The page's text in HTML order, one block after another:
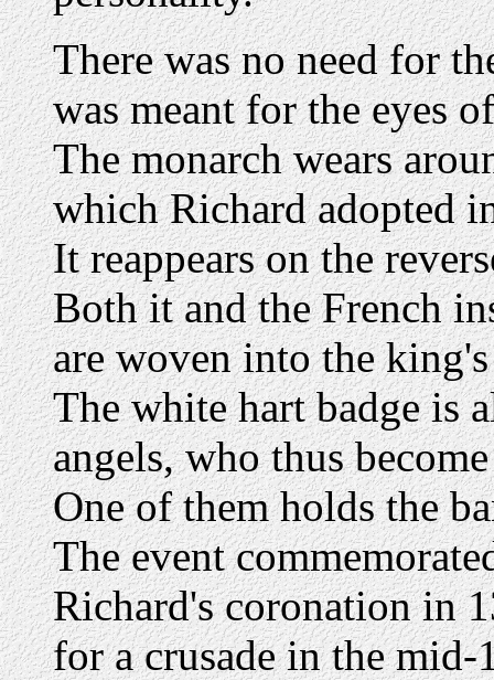
There was no need for
was meant for the eyes
The monarch wears
which Richard adopted
It reappears on the
Both it and the French
are woven into the
The white hart badge is
angels, who thus
One of them holds the
The event
Richard's coronation in
for a crusade in the